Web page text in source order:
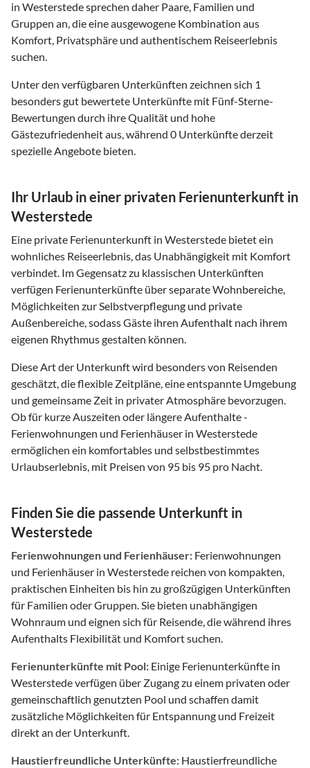
in Westerstede sprechen daher Paare, Familien und
Gruppen an, die eine ausgewogene Kombination aus
Komfort, Privatsphäre und authentischem Reiseerlebnis
suchen.
Unter den verfügbaren Unterkünften zeichnen sich 1
besonders gut bewertete Unterkünfte mit Fünf-Sterne-
Bewertungen durch ihre Qualität und hohe
Gästezufriedenheit aus, während 0 Unterkünfte derzeit
spezielle Angebote bieten.
Ihr Urlaub in einer privaten Ferienunterkunft in
Westerstede
Eine private Ferienunterkunft in Westerstede bietet ein
wohnliches Reiseerlebnis, das Unabhängigkeit mit Komfort
verbindet. Im Gegensatz zu klassischen Unterkünften
verfügen Ferienunterkünfte über separate Wohnbereiche,
Möglichkeiten zur Selbstverpflegung und private
Außenbereiche, sodass Gäste ihren Aufenthalt nach ihrem
eigenen Rhythmus gestalten können.
Diese Art der Unterkunft wird besonders von Reisenden
geschätzt, die flexible Zeitpläne, eine entspannte Umgebung
und gemeinsame Zeit in privater Atmosphäre bevorzugen.
Ob für kurze Auszeiten oder längere Aufenthalte -
Ferienwohnungen und Ferienhäuser in Westerstede
ermöglichen ein komfortables und selbstbestimmtes
Urlaubserlebnis, mit Preisen von 95 bis 95 pro Nacht.
Finden Sie die passende Unterkunft in
Westerstede
Ferienwohnungen und Ferienhäuser: Ferienwohnungen
und Ferienhäuser in Westerstede reichen von kompakten,
praktischen Einheiten bis hin zu großzügigen Unterkünften
für Familien oder Gruppen. Sie bieten unabhängigen
Wohnraum und eignen sich für Reisende, die während ihres
Aufenthalts Flexibilität und Komfort suchen.
Ferienunterkünfte mit Pool: Einige Ferienunterkünfte in
Westerstede verfügen über Zugang zu einem privaten oder
gemeinschaftlich genutzten Pool und schaffen damit
zusätzliche Möglichkeiten für Entspannung und Freizeit
direkt an der Unterkunft.
Haustierfreundliche Unterkünfte: Haustierfreundliche